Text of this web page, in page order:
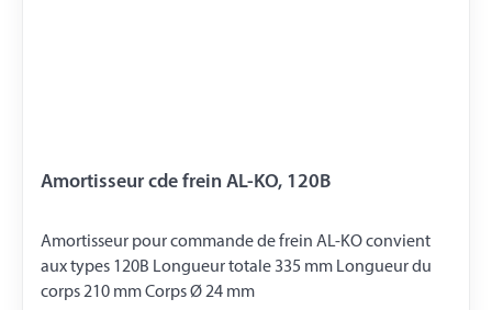
Amortisseur cde frein AL-KO, 120B
Amortisseur pour commande de frein AL-KO convient
aux types 120B Longueur totale 335 mm Longueur du
corps 210 mm Corps Ø 24 mm